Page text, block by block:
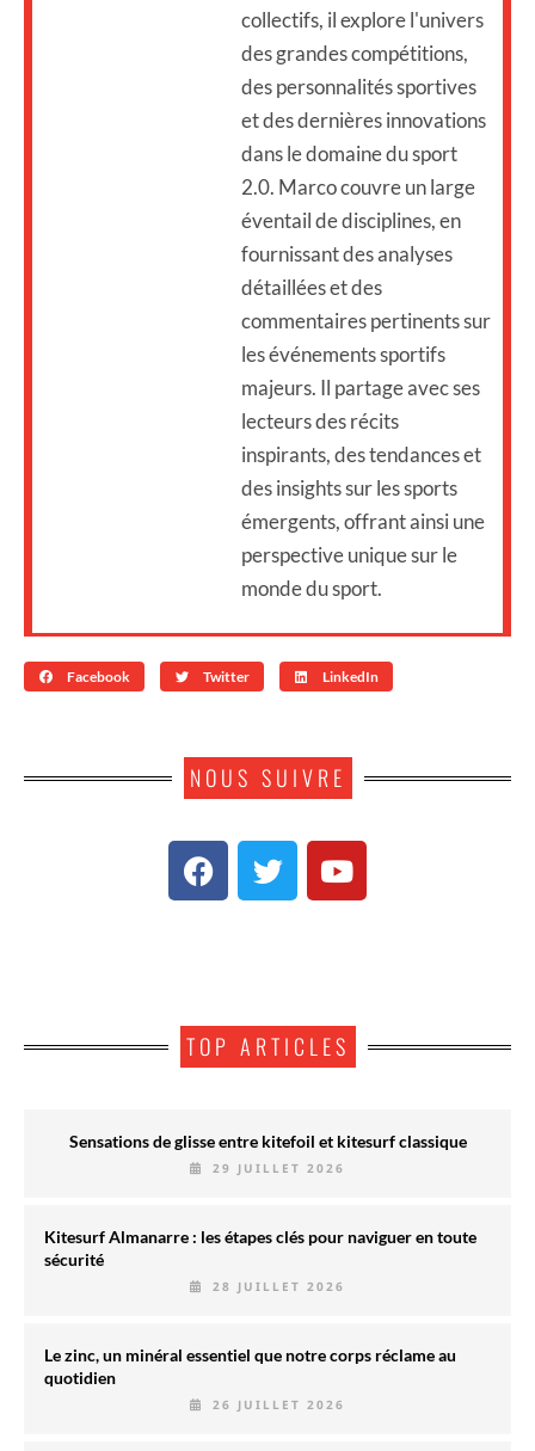
collectifs, il explore l'univers
des grandes compétitions,
des personnalités sportives
et des dernières innovations
dans le domaine du sport
2.0. Marco couvre un large
éventail de disciplines, en
fournissant des analyses
détaillées et des
commentaires pertinents sur
les événements sportifs
majeurs. Il partage avec ses
lecteurs des récits
inspirants, des tendances et
des insights sur les sports
émergents, offrant ainsi une
perspective unique sur le
monde du sport.
Facebook Twitter LinkedIn
NOUS SUIVRE
TOP ARTICLES
Sensations de glisse entre kitefoil et kitesurf classique
29 JUILLET 2026
Kitesurf Almanarre : les étapes clés pour naviguer en toute
sécurité
28 JUILLET 2026
Le zinc, un minéral essentiel que notre corps réclame au
quotidien
26 JUILLET 2026